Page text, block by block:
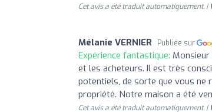
Cet avis a été traduit automatiquement. |
Mélanie VERNIER Publiée sur
Expérience fantastique:
et les acheteurs. Il est très
potentiels, de sorte que vous ne
propriété. Notre maison a été
Cet avis a été traduit automatiquement. |